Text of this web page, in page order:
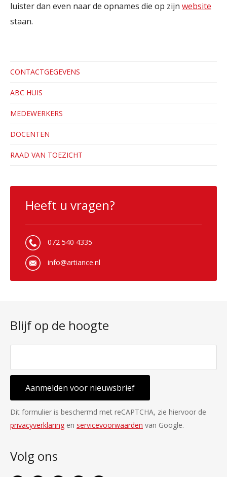
luister dan even naar de opnames die op zijn website
staan.
CONTACTGEGEVENS
ABC HUIS
MEDEWERKERS
DOCENTEN
RAAD VAN TOEZICHT
Heeft u vragen?
072 540 4335
info@artiance.nl
Blijf op de hoogte
Aanmelden voor nieuwsbrief
Dit formulier is beschermd met reCAPTCHA, zie hiervoor de
privacyverklaring en servicevoorwaarden van Google.
Volg ons